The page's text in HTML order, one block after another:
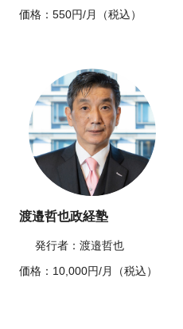
価格：550円/月（税込）
渡邉哲也政経塾
発行者：渡邉哲也
価格：10,000円/月（税込）